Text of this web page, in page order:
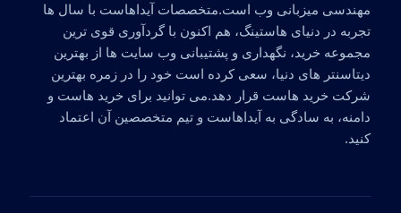
مهندسی میزبانی وب است.متخصصات آیداهاست با سال ها
تجربه در دنیای هاستینگ، هم اکنون با گردآوری قوی ترین
مجموعه خرید، نگهداری و پشتیبانی وب سایت ها از بهترین
دیتاسنتر های دنیا، سعی کرده است خود را در زمره بهترین
شرکت خرید هاست قرار دهد.می توانید برای خرید هاست و
دامنه، به سادگی به آیداهاست و تیم متخصصین آن اعتماد
کنید.